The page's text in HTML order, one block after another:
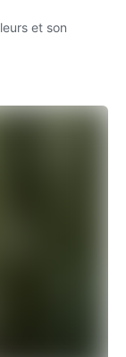
et son